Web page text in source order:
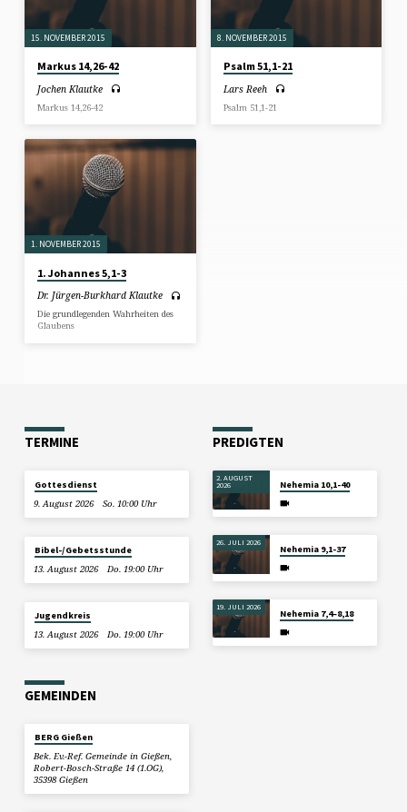
15. NOVEMBER 2015
Markus 14,26-42
Jochen Klautke
Markus 14,26-42
8. NOVEMBER 2015
Psalm 51,1-21
Lars Reeh
Psalm 51,1-21
1. NOVEMBER 2015
1. Johannes 5,1-3
Dr. Jürgen-Burkhard Klautke
Die grundlegenden Wahrheiten des
Glaubens
TERMINE
Gottesdienst
9. August 2026
So. 10:00 Uhr
Bibel-/Gebetsstunde
13. August 2026
Do. 19:00 Uhr
Jugendkreis
13. August 2026
Do. 19:00 Uhr
PREDIGTEN
2. AUGUST
2026 Nehemia 10,1-40
26. JULI 2026
Nehemia 9,1-37
19. JULI 2026
Nehemia 7,4–8,18
GEMEINDEN
BERG Gießen
Bek. Ev.-Ref. Gemeinde in Gießen,
Robert-Bosch-Straße 14 (1.OG),
35398 Gießen